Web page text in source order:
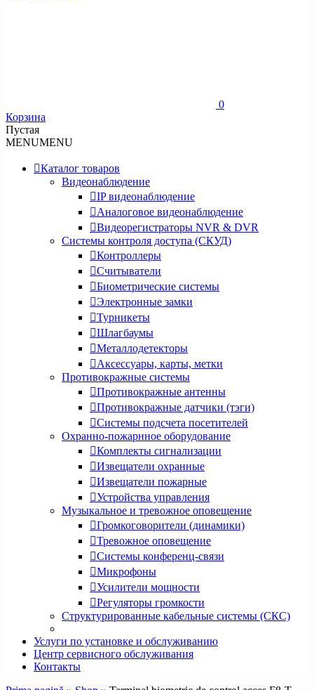
0
Корзина
Пустая
MENUMENU
Каталог товаров
Видеонаблюдение
IP видеонаблюдение
Аналоговое видеонаблюдение
Видеорегистраторы NVR & DVR
Системы контроля доступа (СКУД)
Контроллеры
Считыватели
Биометрические системы
Электронные замки
Турникеты
Шлагбаумы
Металлодетекторы
Аксессуары, карты, метки
Противокражные системы
Противокражные антенны
Противокражные датчики (тэги)
Системы подсчета посетителей
Охранно-пожарнное оборудование
Комплекты сигнализации
Извещатели охранные
Извещатели пожарные
Устройства управления
Музыкальное и тревожное оповещение
Громкоговорители (динамики)
Тревожное оповещение
Системы конференц-связи
Микрофоны
Усилители мощности
Регуляторы громкости
Структурированные кабельные системы (СКС)
Услуги по установке и обслуживанию
Центр сервисного обслуживания
Контакты